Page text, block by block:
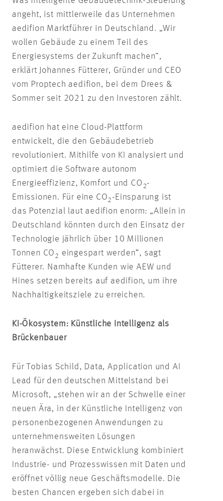
angeht, ist mittlerweile das Unternehmen
aedifion Marktführer in Deutschland. „Wir
wollen Gebäude zu einem Teil des
Energiesystems der Zukunft machen”,
erklärt Johannes Fütterer, Gründer und CEO
vom Proptech aedifion, bei dem Drees &
Sommer seit 2021 zu den Investoren zählt.
aedifion hat eine Cloud-Plattform
entwickelt, die den Gebäudebetrieb
revolutioniert. Mithilfe von KI analysiert und
optimiert die Software autonom
Energieeffizienz, Komfort und CO 2-
Emissionen. Für eine CO2 -Einsparung ist
das Potenzial laut aedifion enorm: „Allein in
Deutschland könnten durch den Einsatz der
Technologie jährlich über 10 Millionen
Tonnen CO 2
eingespart werden“, sagt
Fütterer. Namhafte Kunden wie AEW und
Hines setzen bereits auf aedifion, um ihre
Nachhaltigkeitsziele zu erreichen.
KI-Ökosystem: Künstliche Intelligenz als
Brückenbauer
Für Tobias Schild, Data, Application und AI
Lead für den deutschen Mittelstand bei
Microsoft, „stehen wir an der Schwelle einer
neuen Ära, in der Künstliche Intelligenz von
personenbezogenen Anwendungen zu
unternehmensweiten Lösungen
heranwächst. Diese Entwicklung kombiniert
Industrie- und Prozesswissen mit Daten und
eröffnet völlig neue Geschäftsmodelle. Die
besten Chancen ergeben sich dabei in